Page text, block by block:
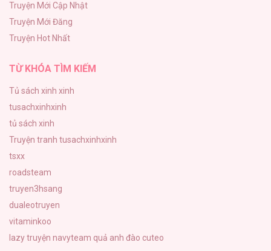
Mùa Xuân Hoa Nở
104
Truyện Mới Cập Nhật
Truyện Mới Đăng
Truyện Hot Nhất
TỪ KHÓA TÌM KIẾM
Tủ sách xinh xinh
tusachxinhxinh
tủ sách xinh
Truyện tranh tusachxinhxinh
tsxx
roadsteam
truyen3hsang
dualeotruyen
vitaminkoo
lazy truyện navyteam quả anh đào cuteo